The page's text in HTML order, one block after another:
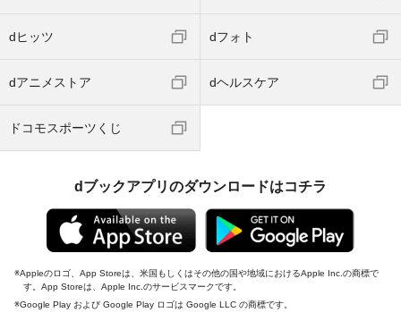
dヒッツ dフォト
dアニメストア dヘルスケア
ドコモスポーツくじ
dブックアプリのダウンロードはコチラ
Appleのロゴ、App Storeは、米国もしくはその他の国や地域におけるApple Inc.の商標で
す。App Storeは、Apple Inc.のサービスマークです。
Google Play および Google Play ロゴは Google LLC の商標です。